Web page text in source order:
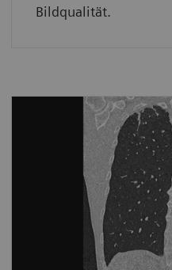
Bildqualität.